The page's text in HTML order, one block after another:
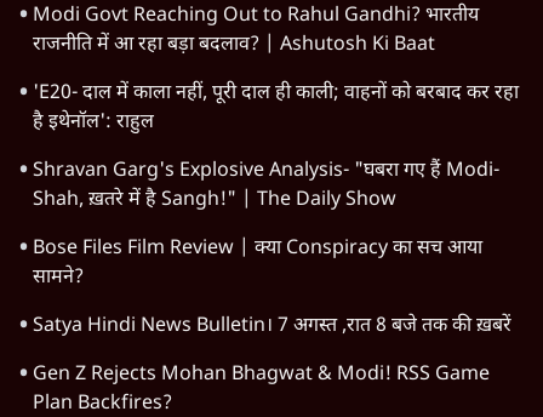
Modi Govt Reaching Out to Rahul Gandhi? भारतीय
राजनीति में आ रहा बड़ा बदलाव? | Ashutosh Ki Baat
'E20- दाल में काला नहीं, पूरी दाल ही काली; वाहनों को बरबाद कर रहा
है इथेनॉल': राहुल
Shravan Garg's Explosive Analysis- "घबरा गए हैं Modi-
Shah, ख़तरे में है Sangh!" | The Daily Show
Bose Files Film Review | क्या Conspiracy का सच आया
सामने?
Satya Hindi News Bulletin। 7 अगस्त ,रात 8 बजे तक की ख़बरें
Gen Z Rejects Mohan Bhagwat & Modi! RSS Game
Plan Backfires?